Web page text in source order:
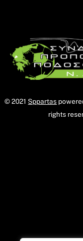
© 2021 Sppartas
rights